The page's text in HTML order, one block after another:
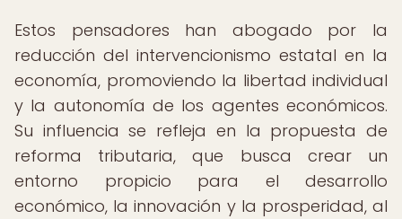
Estos pensadores han abogado por la
reducción del intervencionismo estatal en la
economía, promoviendo la libertad individual
y la autonomía de los agentes económicos.
Su influencia se refleja en la propuesta de
reforma tributaria, que busca crear un
entorno propicio para el desarrollo
económico, la innovación y la prosperidad, al